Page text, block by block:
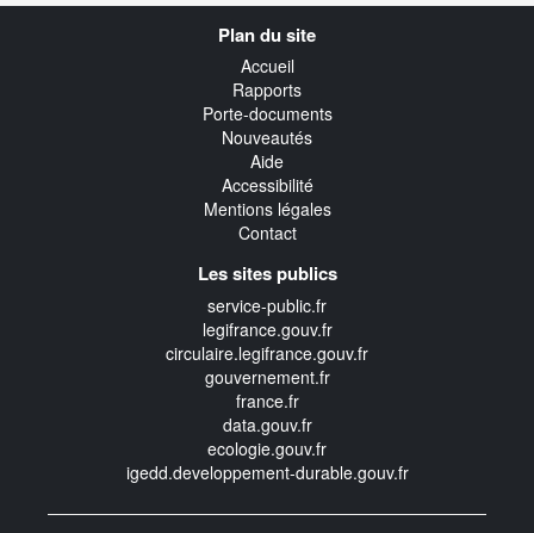
Plan du site
Accueil
Rapports
Porte-documents
Nouveautés
Aide
Accessibilité
Mentions légales
Contact
Les sites publics
service-public.fr
legifrance.gouv.fr
circulaire.legifrance.gouv.fr
gouvernement.fr
france.fr
data.gouv.fr
ecologie.gouv.fr
igedd.developpement-durable.gouv.fr